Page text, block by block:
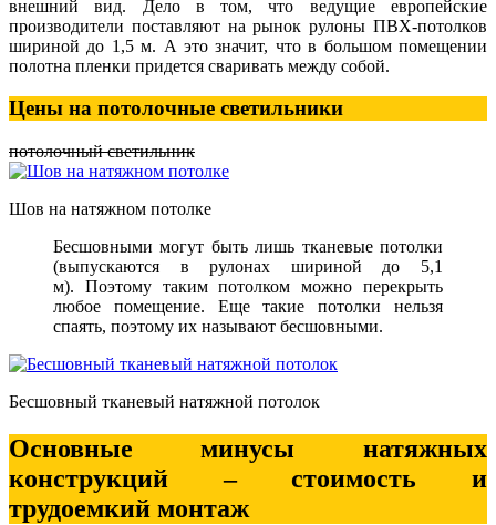
внешний вид. Дело в том, что ведущие европейские
производители поставляют на рынок рулоны ПВХ-потолков
шириной до 1,5 м. А это значит, что в большом помещении
полотна пленки придется сваривать между собой.
Цены на потолочные светильники
потолочный светильник
Шов на натяжном потолке
Бесшовными могут быть лишь тканевые потолки
(выпускаются в рулонах шириной до 5,1
м). Поэтому таким потолком можно перекрыть
любое помещение. Еще такие потолки нельзя
спаять, поэтому их называют бесшовными.
Бесшовный тканевый натяжной потолок
Основные минусы натяжных
конструкций – стоимость и
трудоемкий монтаж